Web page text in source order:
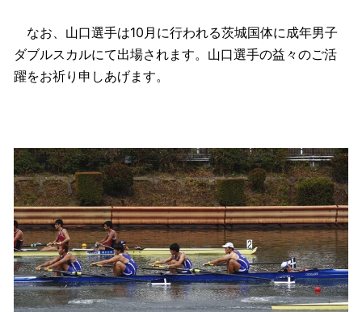
なお、山口選手は10月に行われる茨城国体に成年男子
ダブルスカルにて出場されます。山口選手の益々のご活
躍をお祈り申しあげます。